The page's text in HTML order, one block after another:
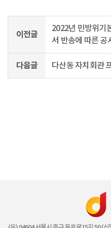
이전글
2022년 민방위기
서 반송에 따른 공
다음글 다산동 자치회관